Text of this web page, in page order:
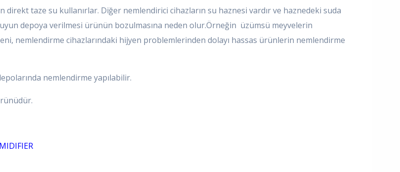
taze su kullanırlar. Diğer nemlendirici cihazların su haznesi vardır ve haznedeki suda
depoya verilmesi ürünün bozulmasına neden olur.Örneğin üzümsü meyvelerin
nemlendirme cihazlarındaki hijyen problemlerinden dolayı hassas ürünlerin nemlendirme
nemlendirme yapılabilir.